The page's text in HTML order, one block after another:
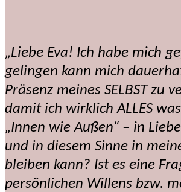
„Liebe Eva! Ich habe mich
gelingen kann mich
Präsenz meines SELBST zu
damit ich wirklich ALLES
„Innen wie Außen“ – in
und in diesem Sinne in
bleiben kann? Ist es eine
persönlichen Willens bzw.